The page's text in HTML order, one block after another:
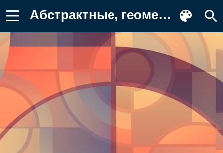
Абстрактные, геометрический, фигуры Фотография